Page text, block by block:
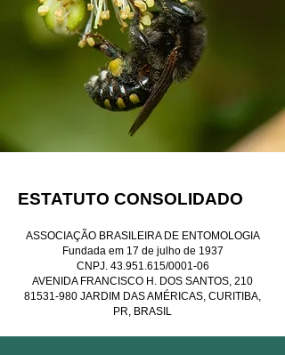
ESTATUTO CONSOLIDADO
ASSOCIAÇÃO BRASILEIRA DE ENTOMOLOGIA
Fundada em 17 de julho de 1937
CNPJ. 43.951.615/0001-06
AVENIDA FRANCISCO H. DOS SANTOS, 210
81531-980 JARDIM DAS AMÉRICAS, CURITIBA,
PR, BRASIL